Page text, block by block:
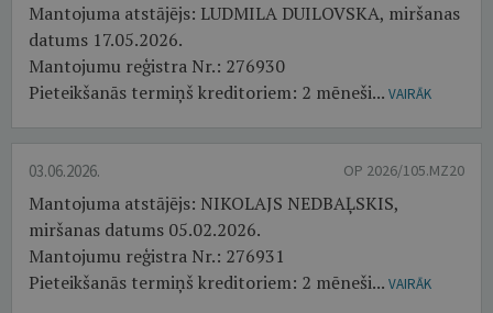
Mantojuma atstājējs: LUDMILA DUILOVSKA, miršanas
datums 17.05.2026.
Mantojumu reģistra Nr.: 276930
Pieteikšanās termiņš kreditoriem: 2 mēneši... VAIRĀK
03.06.2026. OP 2026/105.MZ20
Mantojuma atstājējs: NIKOLAJS NEDBAĻSKIS,
miršanas datums 05.02.2026.
Mantojumu reģistra Nr.: 276931
Pieteikšanās termiņš kreditoriem: 2 mēneši... VAIRĀK